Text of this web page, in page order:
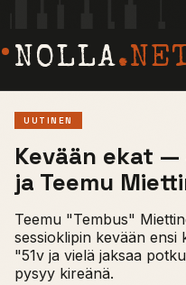
NOLLA
UUTINEN
Kevään ekat
ja Teemu
Teemu "Tembus"
sessioklipin kevään ensi
"51v ja vielä jaksaa
pysyy kireänä.